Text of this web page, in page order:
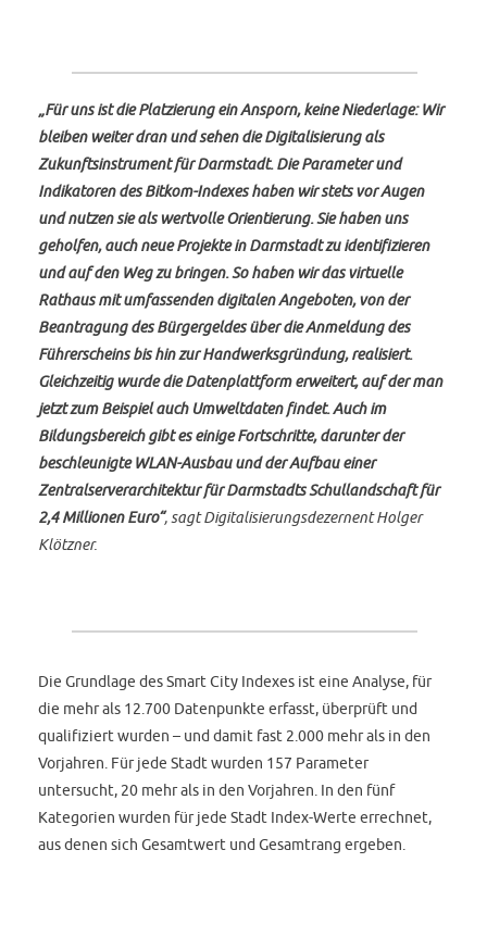
„Für uns ist die Platzierung ein Ansporn, keine Niederlage: Wir
bleiben weiter dran und sehen die Digitalisierung als
Zukunftsinstrument für Darmstadt. Die Parameter und
Indikatoren des Bitkom-Indexes haben wir stets vor Augen
und nutzen sie als wertvolle Orientierung. Sie haben uns
geholfen, auch neue Projekte in Darmstadt zu identifizieren
und auf den Weg zu bringen. So haben wir das virtuelle
Rathaus mit umfassenden digitalen Angeboten, von der
Beantragung des Bürgergeldes über die Anmeldung des
Führerscheins bis hin zur Handwerksgründung, realisiert.
Gleichzeitig wurde die Datenplattform erweitert, auf der man
jetzt zum Beispiel auch Umweltdaten findet. Auch im
Bildungsbereich gibt es einige Fortschritte, darunter der
beschleunigte WLAN-Ausbau und der Aufbau einer
Zentralserverarchitektur für Darmstadts Schullandschaft für
2,4 Millionen Euro“, sagt Digitalisierungsdezernent Holger
Klötzner.
Die Grundlage des Smart City Indexes ist eine Analyse, für
die mehr als 12.700 Datenpunkte erfasst, überprüft und
qualifiziert wurden – und damit fast 2.000 mehr als in den
Vorjahren. Für jede Stadt wurden 157 Parameter
untersucht, 20 mehr als in den Vorjahren. In den fünf
Kategorien wurden für jede Stadt Index-Werte errechnet,
aus denen sich Gesamtwert und Gesamtrang ergeben.